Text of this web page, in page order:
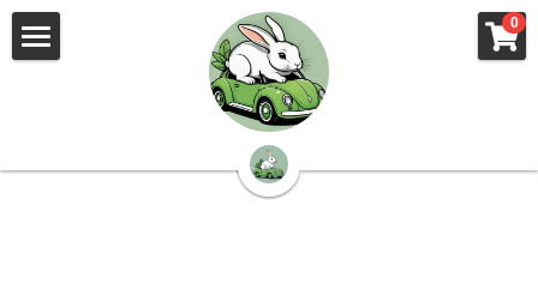
0
🌳株式会社 kibi🦉（トップ）
📰kibi log（ブログ）
🏢会社概要・プライバシーポリシー・プロフィ
×
ストアカテゴリー
すべてのカテゴリー
×
ブログカテゴリー